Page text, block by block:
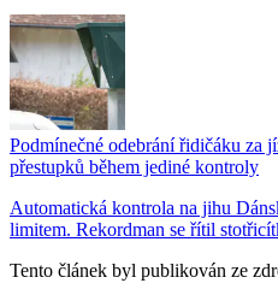
Podmínečné odebrání řidičáku za
přestupků během jediné kontroly
Automatická kontrola na jihu
limitem. Rekordman se řítil
Tento článek byl publikován ze